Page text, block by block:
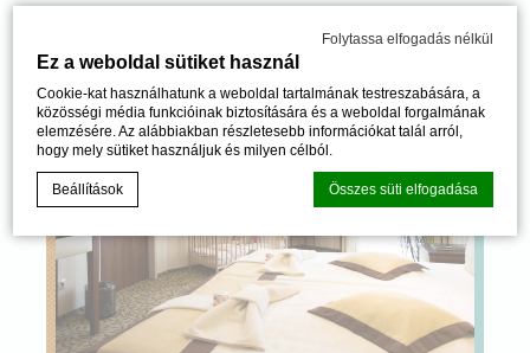
Folytassa elfogadás nélkül
Ez a weboldal sütiket használ
Cookie-kat használhatunk a weboldal tartalmának testreszabására, a
közösségi média funkcióinak biztosítására és a weboldal forgalmának
elemzésére. Az alábbiakban részletesebb információkat talál arról,
hogy mely sütiket használjuk és milyen célból.
Beállítások Összes süti elfogadása
Süti szabályzat a d-edge Macaron CMP által
. Utolsó frissítés: 2024-
Mik a sütik?